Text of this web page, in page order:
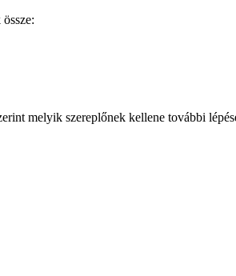
melyik szereplőnek kellene további